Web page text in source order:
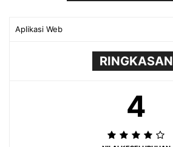
Aplikasi Web
RINGKASAN
4